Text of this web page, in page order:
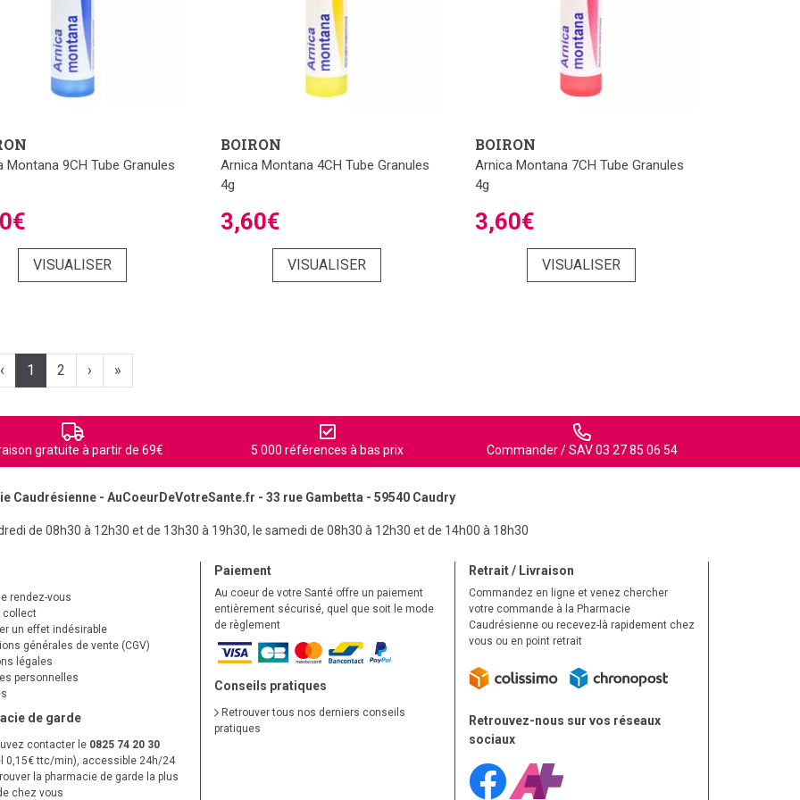
Montana 9CH Tube Granules
VISUALISER
BOIRON
Arnica Montana 4CH Tube Granules
4g
3,60€
VISUALISER
BOIRON
Arnica Montana 7CH Tube Granules
4g
3,60€
VISUALISER
‹ 1 2 › »
gratuite à partir de 69€ 5 000 références à bas prix Commander / SAV 03 27 85 06 54
Caudrésienne - AuCoeurDeVotreSante.fr - 33 rue Gambetta - 59540 Caudry
de 08h30 à 12h30 et de 13h30 à 19h30, le samedi de 08h30 à 12h30 et de 14h00 à 18h30
rendez-vous
collect
un effet indésirable
générales de vente (CGV)
légales
personnelles
de garde
contacter le 0825 74 20 30
0,15€ ttc/min), accessible 24h/24
la pharmacie de garde la plus
chez vous
Paiement
Au coeur de votre Santé offre un paiement
entièrement sécurisé, quel que soit le mode
de règlement
Conseils pratiques
Retrouver tous nos derniers conseils
pratiques
Retrait / Livraison
Commandez en ligne et venez chercher
votre commande à la Pharmacie
Caudrésienne ou recevez-là rapidement chez
vous ou en point retrait
Retrouvez-nous sur vos réseaux
sociaux